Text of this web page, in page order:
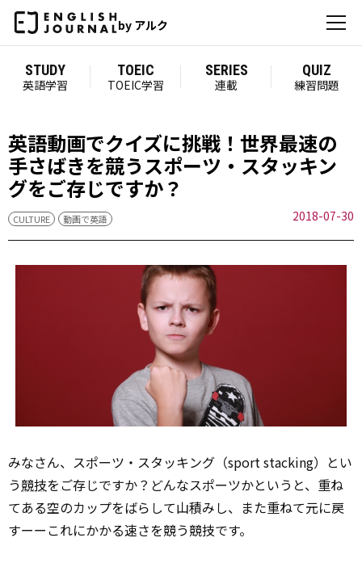
by アルク
STUDY
英語学習
TOEIC
TOEIC学習
SERIES
連載
QUIZ
練習問題
英語動画でクイズに挑戦！世界最速の
手さばきを競うスポーツ・スタッキン
グをご存じですか？
CULTURE 動画で英語 2018-07-30
みなさん、スポーツ・スタッキング（sport stacking）とい
う競技をご存じですか？どんなスポーツかというと、重ね
てある空のカップをばらして山積みし、また重ねて元に戻
すーーこれにかかる速さを競う競技です。